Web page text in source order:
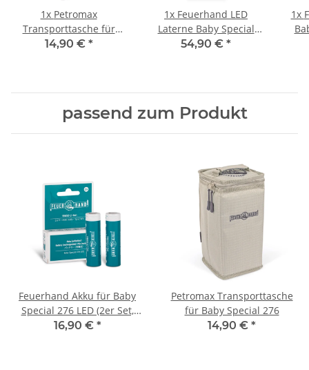
1x Petromax
Transporttasche für
Baby Special 276
14,90 € *
1x Feuerhand LED
Laterne Baby Special
276 Bronze
54,90 € *
1x
passend zum Produkt
Feuerhand Akku für Baby
Special 276 LED (2er Set,
aufladbar)
16,90 € *
Petromax Transporttasche
für Baby Special 276
14,90 € *